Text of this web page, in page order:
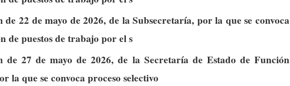
de 22 de mayo de 2026, de la Subsecretaría, por la que se convoca
de puestos de trabajo por el s
de 27 de mayo de 2026, de la Secretaría de Estado de Función
la que se convoca proceso selectivo